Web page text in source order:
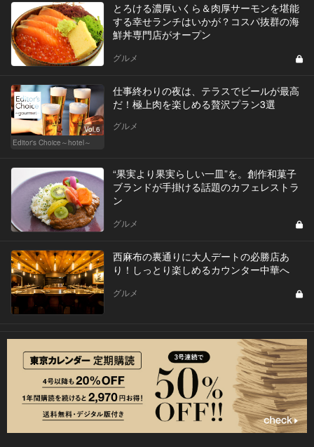
とろける濃厚いくら＆肉厚サーモンを堪能
する幸せランチはいかが？コスパ抜群の海
鮮丼専門店がオープン
グルメ
Vol.6
Editor's Choice～hotel～
仕事終わりの夜は、テラスでビールが最高
だ！極上肉を楽しめる贅沢プラン3選
グルメ
“果実より果実らしい一皿”を。創作和菓子
ブランドが手掛ける話題のカフェレストラ
ン
グルメ
西麻布の裏通りに大人デートの必勝店あ
り！しっとり楽しめるカウンター中華へ
グルメ